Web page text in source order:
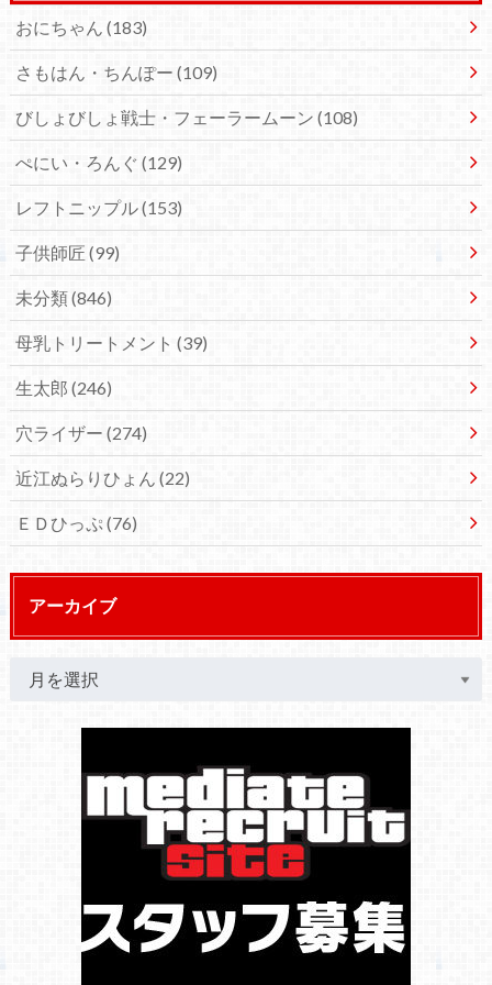
おにちゃん (183)
さもはん・ちんぽー (109)
びしょびしょ戦士・フェーラームーン (108)
ぺにい・ろんぐ (129)
レフトニップル(153)
子供師匠 (99)
未分類(846)
母乳トリートメント (39)
生太郎 (246)
穴ライザー (274)
近江ぬらりひょん (22)
ＥＤひっぷ(76)
アーカイブ